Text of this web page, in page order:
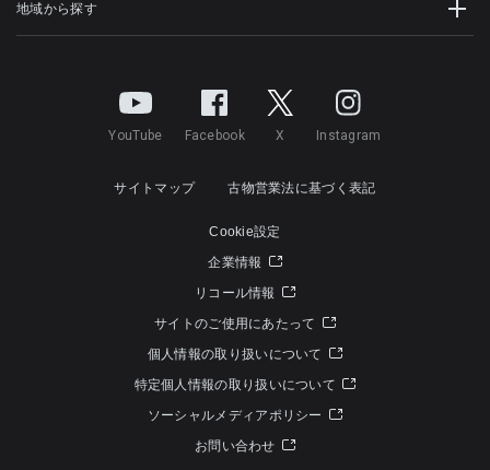
地域から探す
YouTube Facebook X Instagram
サイトマップ 古物営業法に基づく表記
Cookie設定
企業情報
リコール情報
サイトのご使用にあたって
個人情報の取り扱いについて
特定個人情報の取り扱いについて
ソーシャルメディアポリシー
お問い合わせ